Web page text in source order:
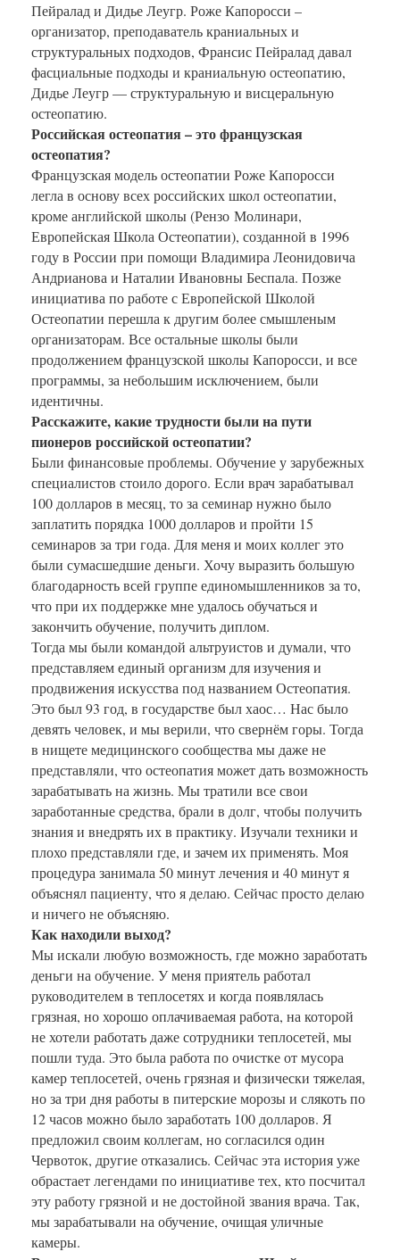
Пейралад и Дидье Леугр. Роже Капоросси –
организатор, преподаватель краниальных и
структуральных подходов, Франсис Пейралад давал
фасциальные подходы и краниальную остеопатию,
Дидье Леугр — структуральную и висцеральную
остеопатию.
Российская остеопатия – это французская
остеопатия?
Французская модель остеопатии Роже Капоросси
легла в основу всех российских школ остеопатии,
кроме английской школы (Рензо Молинари,
Европейская Школа Остеопатии), созданной в 1996
году в России при помощи Владимира Леонидовича
Андрианова и Наталии Ивановны Беспала. Позже
инициатива по работе с Европейской Школой
Остеопатии перешла к другим более смышленым
организаторам. Все остальные школы были
продолжением французской школы Капоросси, и все
программы, за небольшим исключением, были
идентичны.
Расскажите, какие трудности были на пути
пионеров российской остеопатии?
Были финансовые проблемы. Обучение у зарубежных
специалистов стоило дорого. Если врач зарабатывал
100 долларов в месяц, то за семинар нужно было
заплатить порядка 1000 долларов и пройти 15
семинаров за три года. Для меня и моих коллег это
были сумасшедшие деньги. Хочу выразить большую
благодарность всей группе единомышленников за то,
что при их поддержке мне удалось обучаться и
закончить обучение, получить диплом.
Тогда мы были командой альтруистов и думали, что
представляем единый организм для изучения и
продвижения искусства под названием Остеопатия.
Это был 93 год, в государстве был хаос… Нас было
девять человек, и мы верили, что свернём горы. Тогда
в нищете медицинского сообщества мы даже не
представляли, что остеопатия может дать возможность
зарабатывать на жизнь. Мы тратили все свои
заработанные средства, брали в долг, чтобы получить
знания и внедрять их в практику. Изучали техники и
плохо представляли где, и зачем их применять. Моя
процедура занимала 50 минут лечения и 40 минут я
объяснял пациенту, что я делаю. Сейчас просто делаю
и ничего не объясняю.
Как находили выход?
Мы искали любую возможность, где можно заработать
деньги на обучение. У меня приятель работал
руководителем в теплосетях и когда появлялась
грязная, но хорошо оплачиваемая работа, на которой
не хотели работать даже сотрудники теплосетей, мы
пошли туда. Это была работа по очистке от мусора
камер теплосетей, очень грязная и физически тяжелая,
но за три дня работы в питерские морозы и слякоть по
12 часов можно было заработать 100 долларов. Я
предложил своим коллегам, но согласился один
Червоток, другие отказались. Сейчас эта история уже
обрастает легендами по инициативе тех, кто посчитал
эту работу грязной и не достойной звания врача. Так,
мы зарабатывали на обучение, очищая уличные
камеры.